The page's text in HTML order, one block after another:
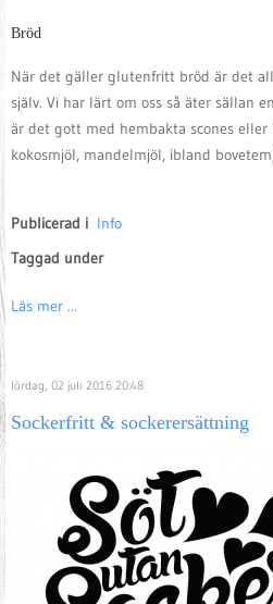
Bröd
När det gäller glutenfritt bröd är det
själv. Vi har lärt om oss så äter sällan
är det gott med hembakta scones eller
kokosmjöl, mandelmjöl, ibland
Publicerad i Info
Taggad under
Läs mer ...
lördag, 02 juli 2016 20:48
Sockerfritt & sockerersättning